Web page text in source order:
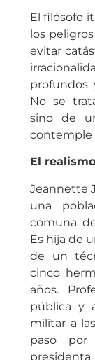
El filósofo
los
evitar
profundos
No se
sino de
contemple
El
Jeannette
una
comuna
Es hija de
de un
cinco
años.
pública y
militar a
paso por